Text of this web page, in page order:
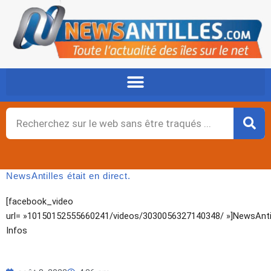
contenu
Rechercher
NewsAntilles était en direct.
[facebook_video
url= »10150152555660241/videos/3030056327140348/
Infos